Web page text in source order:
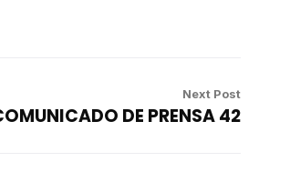
Next Post
DE PRENSA 42